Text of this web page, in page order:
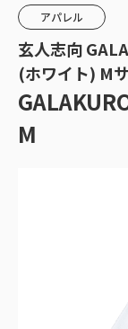
アパレル
玄人志向
(ホワイト) M
M